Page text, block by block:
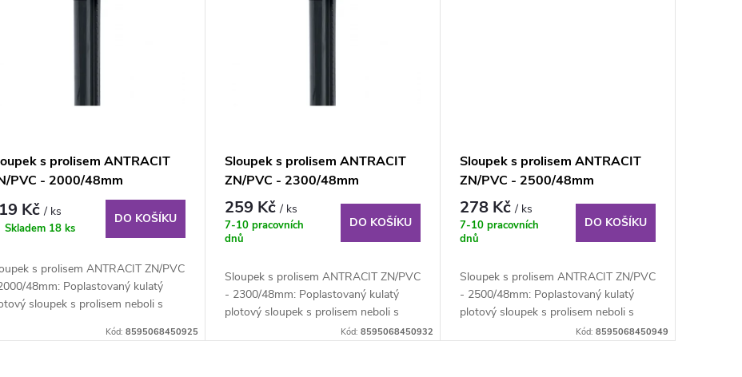
s prolisem ANTRACIT
PVC - 2000/48mm
Kč/ ks
Skladem 18 ks
DO KOŠÍKU
s prolisem ANTRACIT ZN/PVC
48mm: Poplastovaný kulatý
sloupek s prolisem neboli s
Kód: 8595068450925
Sloupek s prolisem ANTRACIT
ZN/PVC - 2300/48mm
259 Kč/ ks
7-10 pracovních
dnů
DO KOŠÍKU
Sloupek s prolisem ANTRACIT ZN/PVC
- 2300/48mm: Poplastovaný kulatý
plotový sloupek s prolisem neboli s
Kód: 8595068450932
Sloupek s prolisem ANTRACIT
ZN/PVC - 2500/48mm
278 Kč/ ks
7-10 pracovních
dnů
DO KOŠÍKU
Sloupek s prolisem ANTRACIT ZN/PVC
- 2500/48mm: Poplastovaný kulatý
plotový sloupek s prolisem neboli s
Kód: 8595068450949